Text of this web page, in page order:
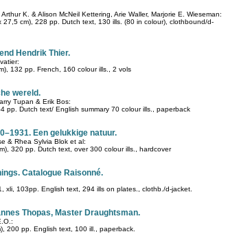
K. & Alison McNeil Kettering, Arie Waller, Marjorie E. Wieseman:
cm), 228 pp. Dutch text, 130 ills. (80 in colour), clothbound/d-
Hendrik Thier.
132 pp. French, 160 colour ills., 2 vols
wereld.
Tupan & Erik Bos:
pp. Dutch text/ English summary 70 colour ills., paperback
Een gelukkige natuur.
& Rhea Sylvia Blok et al:
320 pp. Dutch text, over 300 colour ills., hardcover
Catalogue Raisonné.
xli, 103pp. English text, 294 ills on plates., clothb./d-jacket.
Thopas, Master Draughtsman.
200 pp. English text, 100 ill., paperback.